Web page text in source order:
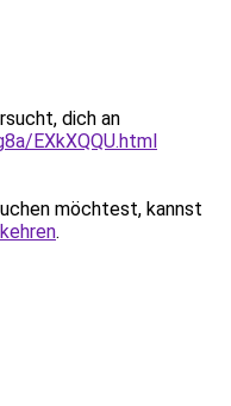
dich an
EXkXQQU.html
möchtest, kannst
.